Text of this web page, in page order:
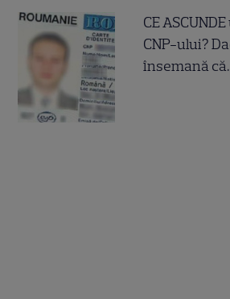
CE
CNP-ului?
însemană